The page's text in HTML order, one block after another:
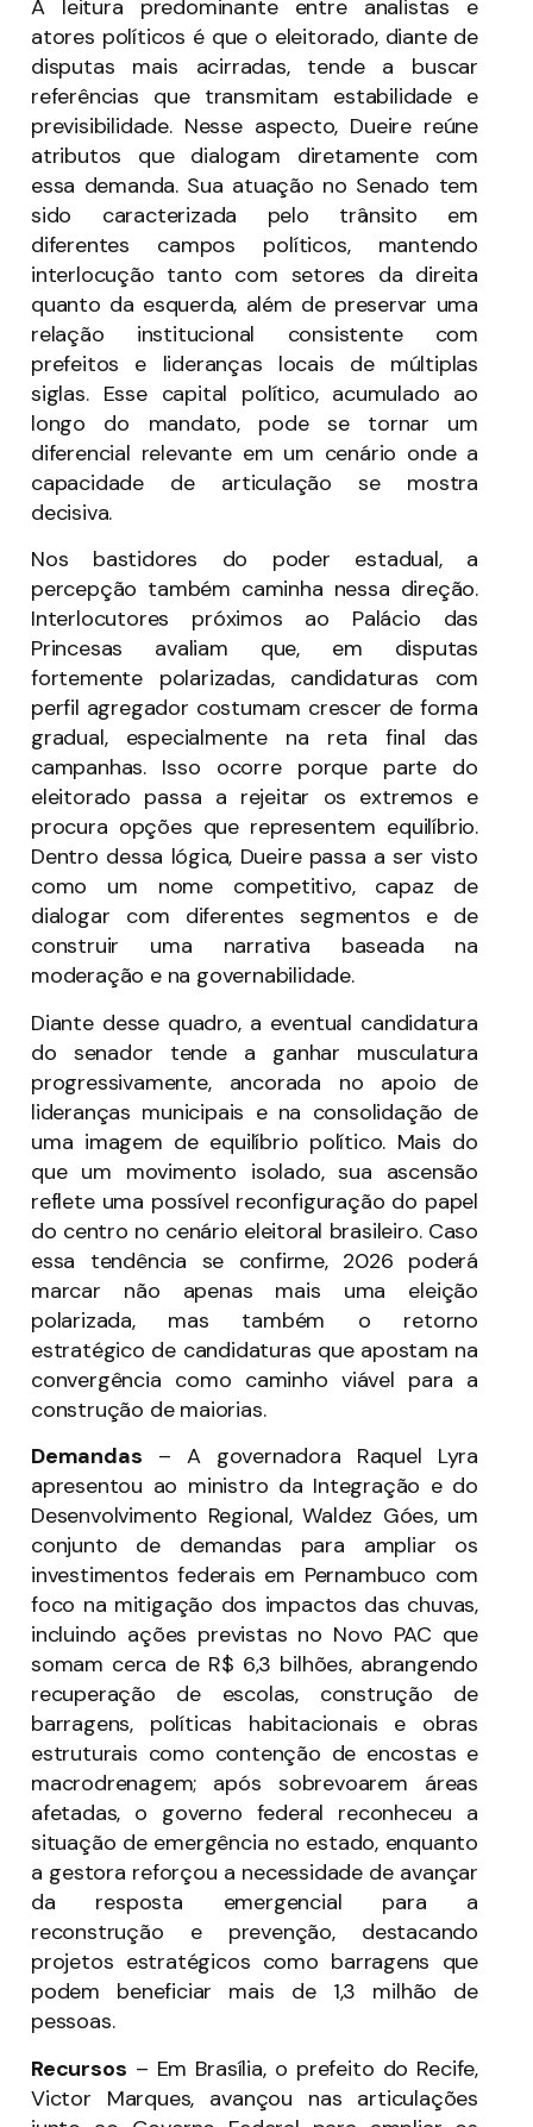
A leitura predominante entre analistas e
atores políticos é que o eleitorado, diante de
disputas mais acirradas, tende a buscar
referências que transmitam estabilidade e
previsibilidade. Nesse aspecto, Dueire reúne
atributos que dialogam diretamente com
essa demanda. Sua atuação no Senado tem
sido caracterizada pelo trânsito em
diferentes campos políticos, mantendo
interlocução tanto com setores da direita
quanto da esquerda, além de preservar uma
relação institucional consistente com
prefeitos e lideranças locais de múltiplas
siglas. Esse capital político, acumulado ao
longo do mandato, pode se tornar um
diferencial relevante em um cenário onde a
capacidade de articulação se mostra
decisiva.
Nos bastidores do poder estadual, a
percepção também caminha nessa direção.
Interlocutores próximos ao Palácio das
Princesas avaliam que, em disputas
fortemente polarizadas, candidaturas com
perfil agregador costumam crescer de forma
gradual, especialmente na reta final das
campanhas. Isso ocorre porque parte do
eleitorado passa a rejeitar os extremos e
procura opções que representem equilíbrio.
Dentro dessa lógica, Dueire passa a ser visto
como um nome competitivo, capaz de
dialogar com diferentes segmentos e de
construir uma narrativa baseada na
moderação e na governabilidade.
Diante desse quadro, a eventual candidatura
do senador tende a ganhar musculatura
progressivamente, ancorada no apoio de
lideranças municipais e na consolidação de
uma imagem de equilíbrio político. Mais do
que um movimento isolado, sua ascensão
reflete uma possível reconfiguração do papel
do centro no cenário eleitoral brasileiro. Caso
essa tendência se confirme, 2026 poderá
marcar não apenas mais uma eleição
polarizada, mas também o retorno
estratégico de candidaturas que apostam na
convergência como caminho viável para a
construção de maiorias.
Demandas – A governadora Raquel Lyra
apresentou ao ministro da Integração e do
Desenvolvimento Regional, Waldez Góes, um
conjunto de demandas para ampliar os
investimentos federais em Pernambuco com
foco na mitigação dos impactos das chuvas,
incluindo ações previstas no Novo PAC que
somam cerca de R$ 6,3 bilhões, abrangendo
recuperação de escolas, construção de
barragens, políticas habitacionais e obras
estruturais como contenção de encostas e
macrodrenagem; após sobrevoarem áreas
afetadas, o governo federal reconheceu a
situação de emergência no estado, enquanto
a gestora reforçou a necessidade de avançar
da resposta emergencial para a
reconstrução e prevenção, destacando
projetos estratégicos como barragens que
podem beneficiar mais de 1,3 milhão de
pessoas.
Recursos – Em Brasília, o prefeito do Recife,
Victor Marques, avançou nas articulações